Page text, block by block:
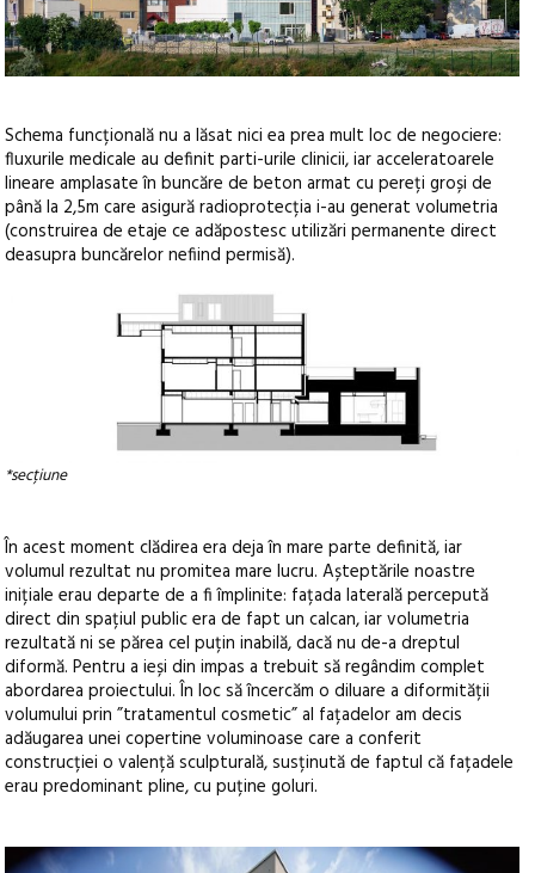
Schema funcțională nu a lăsat nici ea prea mult loc de negociere:
fluxurile medicale au definit parti-urile clinicii, iar acceleratoarele
lineare amplasate în buncăre de beton armat cu pereți groși de
până la 2,5m care asigură radioprotecția i-au generat volumetria
(construirea de etaje ce adăpostesc utilizări permanente direct
deasupra buncărelor nefiind permisă).
*secțiune
În acest moment clădirea era deja în mare parte definită, iar
volumul rezultat nu promitea mare lucru. Așteptările noastre
inițiale erau departe de a fi împlinite: fațada laterală percepută
direct din spațiul public era de fapt un calcan, iar volumetria
rezultată ni se părea cel puțin inabilă, dacă nu de-a dreptul
diformă. Pentru a ieși din impas a trebuit să regândim complet
abordarea proiectului. În loc să încercăm o diluare a diformității
volumului prin ”tratamentul cosmetic” al fațadelor am decis
adăugarea unei copertine voluminoase care a conferit
construcției o valență sculpturală, susținută de faptul că fațadele
erau predominant pline, cu puține goluri.